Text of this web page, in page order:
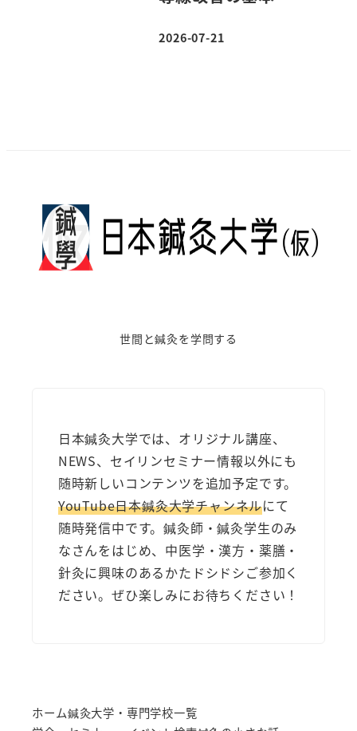
投稿日
2026-07-21
世間と鍼灸を学問する
日本鍼灸大学では、オリジナル講座、
NEWS、セイリンセミナー情報以外にも
随時新しいコンテンツを追加予定です。
YouTube日本鍼灸大学チャンネルにて
随時発信中です。鍼灸師・鍼灸学生のみ
なさんをはじめ、中医学・漢方・薬膳・
針灸に興味のあるかたドシドシご参加く
ださい。ぜひ楽しみにお待ちください！
ホーム鍼灸大学・専門学校一覧